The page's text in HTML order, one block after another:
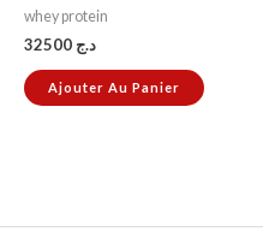
whey protein
د.ج
Ajouter Au Panier